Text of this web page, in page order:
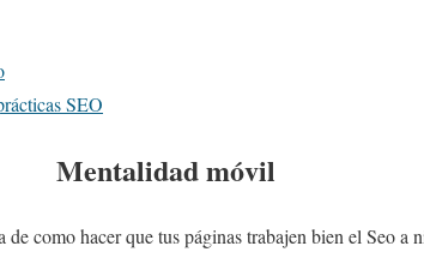
SEO
Mentalidad móvil
de como hacer que tus páginas trabajen bien el Seo